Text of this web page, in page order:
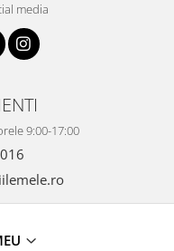
media
9:00-17:00